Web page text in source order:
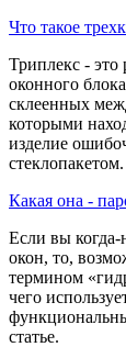
Что такое
Триплекс - это
оконного
склеенных
которыми
изделие
стеклопакетом.
Какая она -
Если вы когда-
окон, то,
термином
чего
статье.